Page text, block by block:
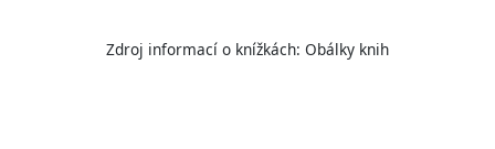
Zdroj informací o knížkách: Obálky knih